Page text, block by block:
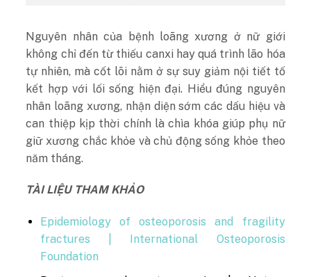
Nguyên nhân của bệnh loãng xương ở nữ giới
không chỉ đến từ thiếu canxi hay quá trình lão hóa
tự nhiên, mà cốt lõi nằm ở sự suy giảm nội tiết tố
kết hợp với lối sống hiện đại. Hiểu đúng nguyên
nhân loãng xương, nhận diện sớm các dấu hiệu và
can thiệp kịp thời chính là chìa khóa giúp phụ nữ
giữ xương chắc khỏe và chủ động sống khỏe theo
năm tháng.
TÀI LIỆU THAM KHẢO
Epidemiology of osteoporosis and fragility
fractures | International Osteoporosis
Foundation